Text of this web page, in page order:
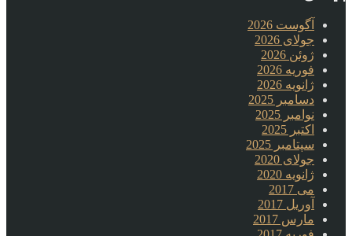
آگوست 2026
جولای 2026
ژوئن 2026
فوریه 2026
ژانویه 2026
دسامبر 2025
نوامبر 2025
اکتبر 2025
سپتامبر 2025
جولای 2020
ژانویه 2020
می 2017
آوریل 2017
مارس 2017